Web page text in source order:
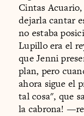
Cintas
dejarla cantar
no estaba
Lupillo era el
que Jenni
plan, pero
ahora sigue el
tal cosa", que
la cabrona!